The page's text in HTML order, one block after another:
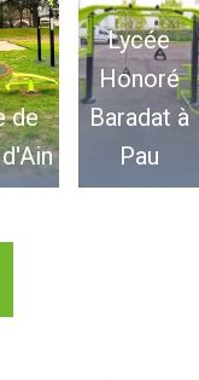
de
Lycée
Honoré
Baradat à
Pau